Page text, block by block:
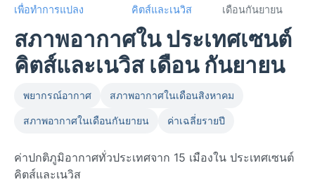
เพื่อทำการแปลง
คิตส์และเนวิส
เดือนกันยายน
สภาพอากาศใน ประเทศเซนต์
คิตส์และเนวิส เดือน กันยายน
พยากรณ์อากาศ สภาพอากาศในเดือนสิงหาคม
สภาพอากาศในเดือนกันยายน ค่าเฉลี่ยรายปี
ค่าปกติภูมิอากาศทั่วประเทศจาก 15 เมืองใน ประเทศเซนต์
คิตส์และเนวิส